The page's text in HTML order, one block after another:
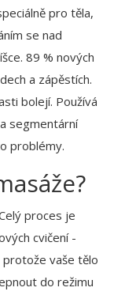
pro těla,
se nad
89 % nových
a zápěstích.
bolejí. Používá
segmentární
problémy.
proces je
cvičení -
protože vaše tělo
do režimu